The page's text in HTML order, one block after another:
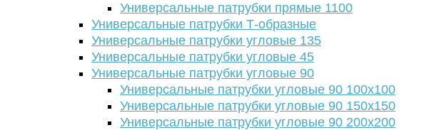
Универсальные патрубки прямые 1100
Универсальные патрубки Т-образные
Универсальные патрубки угловые 135
Универсальные патрубки угловые 45
Универсальные патрубки угловые 90
Универсальные патрубки угловые 90 100х100
Универсальные патрубки угловые 90 150х150
Универсальные патрубки угловые 90 200х200